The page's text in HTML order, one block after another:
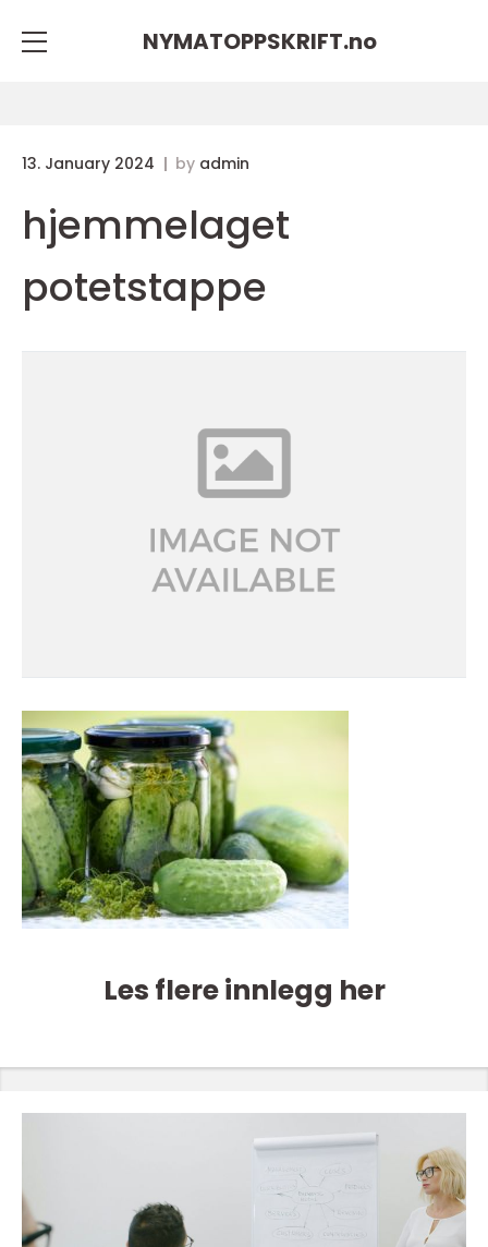
NYMATOPPSKRIFT.no
13. January 2024 by admin
hjemmelaget
potetstappe
Les flere innlegg her